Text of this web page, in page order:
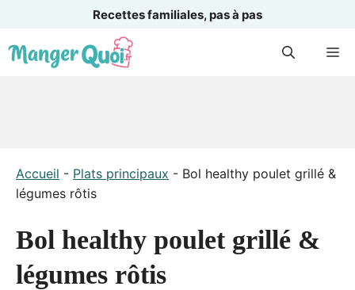
Recettes familiales, pas à pas
au
Accueil - Plats principaux - Bol healthy poulet grillé &
légumes rôtis
Bol healthy poulet grillé &
légumes rôtis